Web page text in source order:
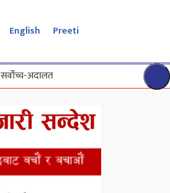
English Preeti
सर्वोच्च-अदालत